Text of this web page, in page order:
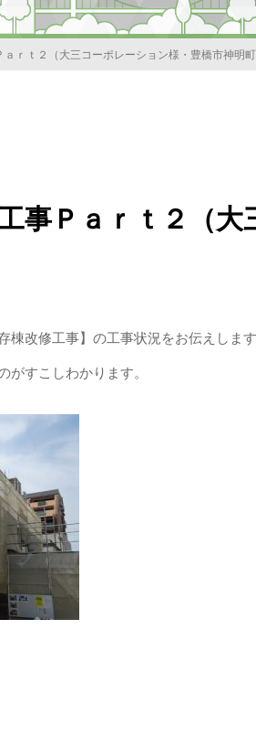
ｒｔ２（大三コーポレーション様・豊橋市神明町
事Ｐａｒｔ２（
改修工事】の工事状況をお伝えします
すこしわかります。